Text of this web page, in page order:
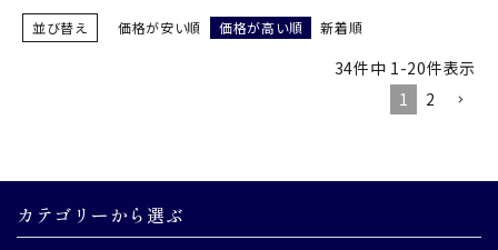
並び替え 価格が安い順 価格が高い順 新着順
34件中 1-20件表示
1
2
カテゴリーから選ぶ